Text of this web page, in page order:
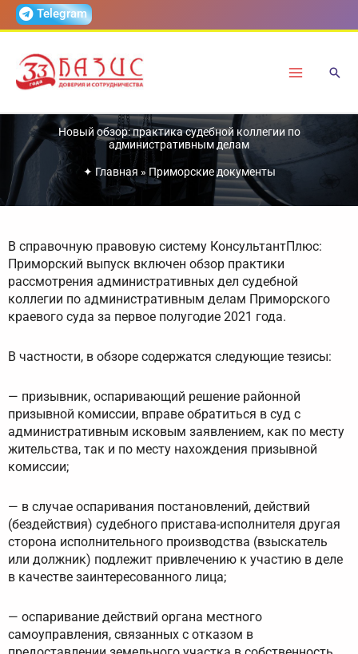
ПерейтиTelegram
Новый обзор: практика судебной коллегии по
административным делам
✦ Главная » Приморские документы
В справочную правовую систему КонсультантПлюс:
Приморский выпуск включен обзор практики
рассмотрения административных дел судебной
коллегии по административным делам Приморского
краевого суда за первое полугодие 2021 года.
В частности, в обзоре содержатся следующие тезисы:
— призывник, оспаривающий решение районной
призывной комиссии, вправе обратиться в суд с
административным исковым заявлением, как по месту
жительства, так и по месту нахождения призывной
комиссии;
— в случае оспаривания постановлений, действий
(бездействия) судебного пристава-исполнителя другая
сторона исполнительного производства (взыскатель
или должник) подлежит привлечению к участию в деле
в качестве заинтересованного лица;
— оспаривание действий органа местного
самоуправления, связанных с отказом в